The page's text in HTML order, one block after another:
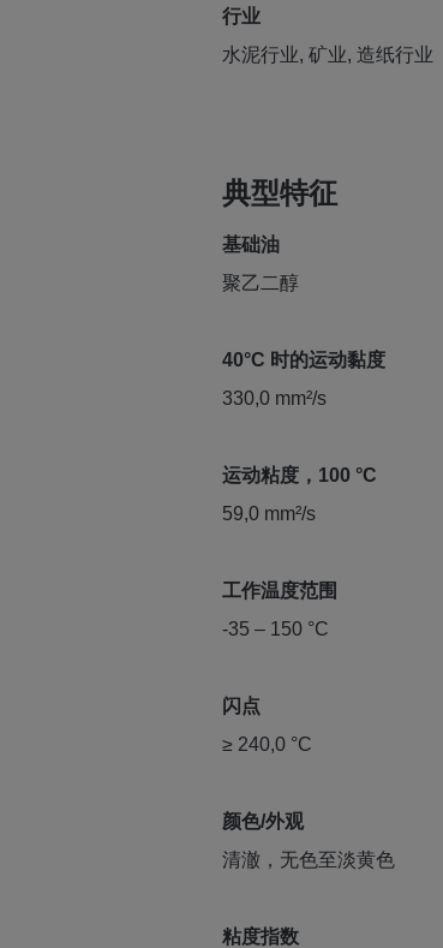
行业
水泥行业, 矿业, 造纸行业
典型特征
基础油
聚乙二醇
40°C 时的运动黏度
330,0 mm²/s
运动粘度，100 °C
59,0 mm²/s
工作温度范围
-35 – 150 °C
闪点
≥ 240,0 °C
颜色/外观
清澈，无色至淡黄色
粘度指数